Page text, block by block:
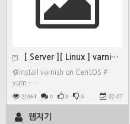
[ Server ][ Linux ] varnish 설치…
@Install varnish on CentOS #
yum -…
21064 0 0 0 02-07
웹지기